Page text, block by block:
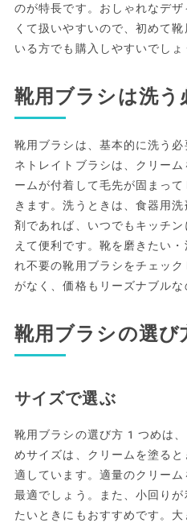
のが特長です。おしゃれなデ
くて扱いやすいので、初めて
いる方でも購入しやすいでしょ
靴用ブラシは洗う
靴用ブラシは、基本的に洗う
ネトレイトブラシは、クリー
ームが付着して毛先が固まっ
きます。洗うときは、食器用
剤であれば、いつでもキッチ
えて便利です。靴を磨きたい
れ不要の靴用ブラシをチェッ
がなく、価格もリーズナブルな
靴用ブラシの選び
サイズで選ぶ
靴用ブラシの選び方1つめは、
めサイズは、クリームを塗る
適しています。適量のクリー
最適でしょう。また、小回り
たいときにもおすすめです。